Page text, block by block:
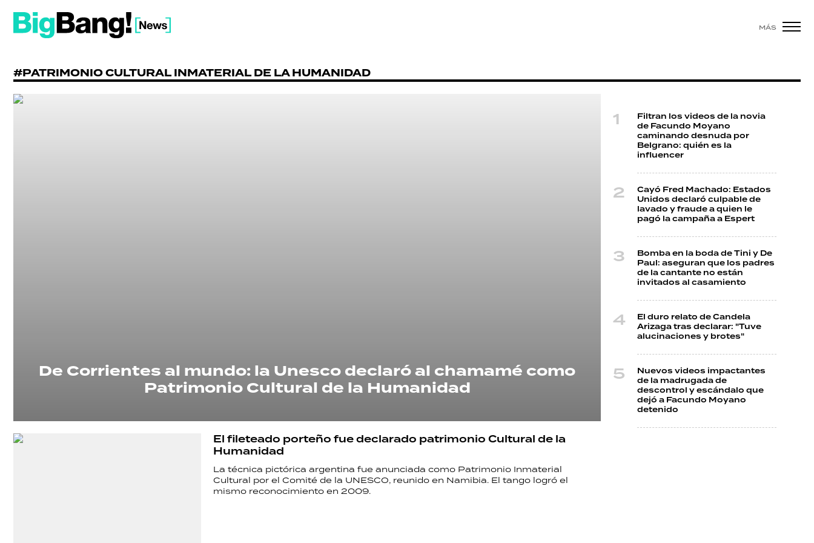
MÁS
#PATRIMONIO CULTURAL INMATERIAL DE LA HUMANIDAD
De Corrientes al mundo: la Unesco declaró al chamamé como
Patrimonio Cultural de la Humanidad
El fileteado porteño fue declarado patrimonio Cultural de la
Humanidad
La técnica pictórica argentina fue anunciada como Patrimonio Inmaterial
Cultural por el Comité de la UNESCO, reunido en Namibia. El tango logró el
mismo reconocimiento en 2009.
Filtran los videos de la novia
de Facundo Moyano
caminando desnuda por
Belgrano: quién es la
influencer
Cayó Fred Machado: Estados
Unidos declaró culpable de
lavado y fraude a quien le
pagó la campaña a Espert
Bomba en la boda de Tini y De
Paul: aseguran que los padres
de la cantante no están
invitados al casamiento
El duro relato de Candela
Arizaga tras declarar: "Tuve
alucinaciones y brotes"
Nuevos videos impactantes
de la madrugada de
descontrol y escándalo que
dejó a Facundo Moyano
detenido
ACTUALIDAD
POLICIALES